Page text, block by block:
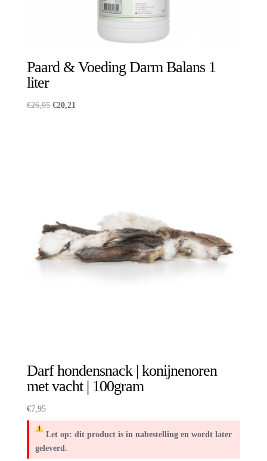
Paard & Voeding Darm Balans 1
liter
€26,95 Oorspronkelijke
€20,21
Darf hondensnack | konijnenoren
met vacht | 100gram
€7,95
Let op: dit product is in nabestelling en wordt later
geleverd.